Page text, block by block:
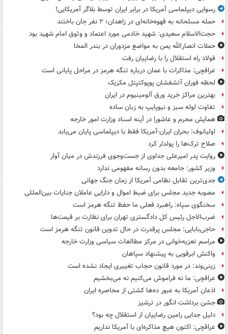
رسوایی دیپلماسی آمریکا در برابر ایران توسط بلاگر آمریکایی!
حمله مسلحانه به قهوه‌خانه‌ای در زاهدان؛ ۲ نفر جان باختند
حجت‌الاسلام سعیدی: شهید خادمی مورد اعتماد و وثوق امام شهید بود
حملات انصارالله یمن به مواضع مزدوران در بندر المخا
فولاد راه استقلال را با رضاییان رفت
عراقچی: مذاکرات با عمان درباره تنگه هرمز در مراحل پایانی است
لحظه فوران آتشفشان پوپوکتپتل مکزیک
بهترین مراکز خرید ورق آلومینیوم در ایران
تفاوت لوله سبز و نیوپایپ به زبان ساده
همایش محرم و عاشورا در آینه اسناد وزارت امور خارجه
اولیانوف: بحران ایران-آمریکا فقط با دیپلماسی پایان می‌یابد
صلاح ترک‌ها را پولدار کرد
روایت پدر امیرعلی جداوی از جست‌وجوی فرزندش در میان آوار
وزیر کشور: جامعه بدون رسانه مفهومی ندارد
جدی‌ترین تقابل نظامی آمریکا از زمان جنگ جهانی
مصوبه جدید مجلس برای ضبط اموال و دارایی عاملان جنایات بین‌المللی
سخنگوی سپاه: راهبرد فعلی ما حفظ تنگه هرمز است
ضرب‌الاجل رئیس کل دادگستری تهران برای نظارت بر قیمت‌ها
حاجی‌بابایی: مجلس پرقدرت در حال تدوین قانون تنگه هرمز است
مراسم تعزیه‌خوانی در مرکز مطالعات سیاسی وزارت خارجه
واکنش ابرقویی به پیشنهاد سپاهان
زینی‌وند: در مورد قانون حجاب تغییری ایجاد نشده است
عراقچی: ما نه فراموش می‌کنیم نه می‌بخشیم
اذعان آمریکا به عبور ده‌ها کشتی از محاصره ایران
جشن برداشت انگور در ترشیز
دلیل جدایی رامین رضاییان از استقلال چه بود؟
عراقچی: اکنون هیچ مذاکره‌ای با آمریکا نداریم